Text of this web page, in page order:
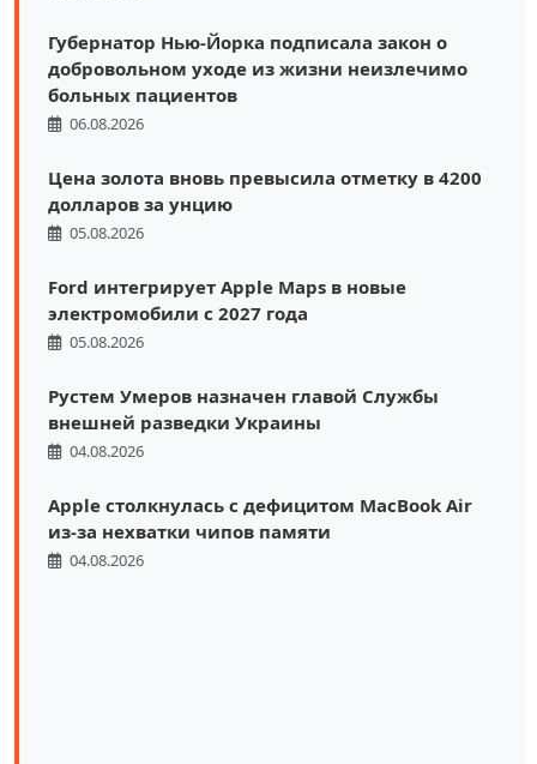
Губернатор Нью-Йорка подписала закон о
добровольном уходе из жизни неизлечимо
больных пациентов
06.08.2026
Цена золота вновь превысила отметку в 4200
долларов за унцию
05.08.2026
Ford интегрирует Apple Maps в новые
электромобили с 2027 года
05.08.2026
Рустем Умеров назначен главой Службы
внешней разведки Украины
04.08.2026
Apple столкнулась с дефицитом MacBook Air
из-за нехватки чипов памяти
04.08.2026